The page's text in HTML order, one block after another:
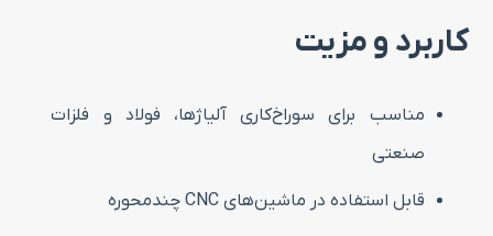
کاربرد و مزیت
مناسب برای سوراخ‌کاری آلیاژها، فولاد و فلزات
صنعتی
قابل استفاده در ماشین‌های CNC چندمحوره